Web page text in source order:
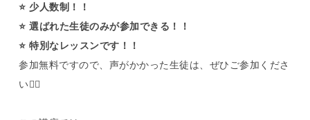
⭐️ 少人数制！！
⭐️ 選ばれた生徒のみが参加できる！！
⭐️ 特別なレッスンです！！
参加無料ですので、声がかかった生徒は、ぜひご参加くださ
い🙋‍♀️